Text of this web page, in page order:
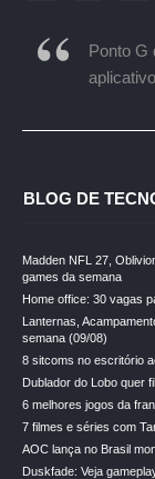
Ponto G
BLOG DE
Madden NFL 27,
games da semana
Home office: 30 vagas
Lanternas,
semana (09/08)
8 sitcoms no escritório
Dublador do Lobo quer
6 melhores jogos da
7 filmes e séries com
AOC lança no Brasil
Duskfade: Veja